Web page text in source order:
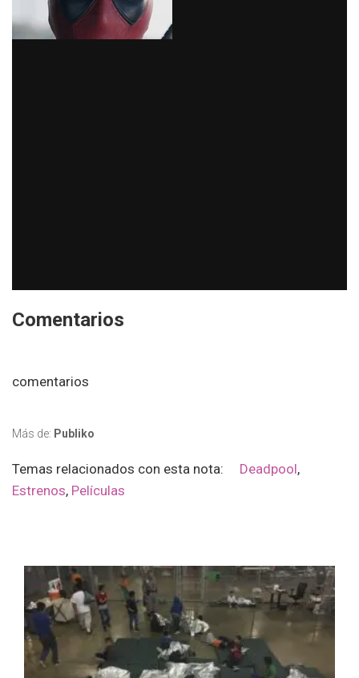
Comentarios
comentarios
Más de: Publiko
Temas relacionados con esta nota: Deadpool,
Estrenos, Películas